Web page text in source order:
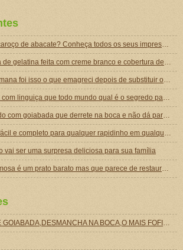
Já tomou o chá de caroço de abacate? Conheça todos os seus impressionantes benefícios!
Sobremesa colorida de gelatina feita com creme branco e cobertura de mousse de gelatina
3 quilos em uma semana foi isso o que emagreci depois de substituir o jantar por essa sopa emagrecedora
Receita de abóbora com linguiça que todo mundo qual é o segredo para ficar tão gostosa
Biscoito amanteigado com goiabada que derrete na boca e não dá para comer um só
Receita de almoço fácil e completo para qualquer rapidinho em qualquer dia da semana
vai ser uma surpresa deliciosa para sua família
Essa calabresa cremosa é um prato barato mas que parece de restaurante chique de tão gostoso
BOLO CASEIRO DE GOIABADA,DESMANCHA NA BOCA,O MAIS FOFINHO E MAIS FÁCIL!!